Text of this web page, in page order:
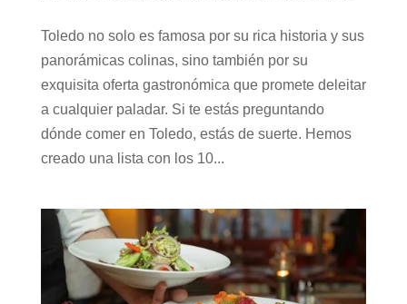
Toledo no solo es famosa por su rica historia y sus
panorámicas colinas, sino también por su
exquisita oferta gastronómica que promete deleitar
a cualquier paladar. Si te estás preguntando
dónde comer en Toledo, estás de suerte. Hemos
creado una lista con los 10...